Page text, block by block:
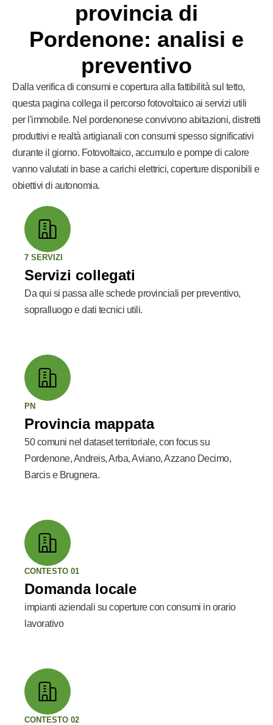
provincia di
Pordenone: analisi e
preventivo
Dalla verifica di consumi e copertura alla fattibilità sul tetto,
questa pagina collega il percorso fotovoltaico ai servizi utili
per l'immobile. Nel pordenonese convivono abitazioni, distretti
produttivi e realtà artigianali con consumi spesso significativi
durante il giorno. Fotovoltaico, accumulo e pompe di calore
vanno valutati in base a carichi elettrici, coperture disponibili e
obiettivi di autonomia.
7 SERVIZI
Servizi collegati
Da qui si passa alle schede provinciali per preventivo,
sopralluogo e dati tecnici utili.
PN
Provincia mappata
50 comuni nel dataset territoriale, con focus su
Pordenone, Andreis, Arba, Aviano, Azzano Decimo,
Barcis e Brugnera.
CONTESTO 01
Domanda locale
impianti aziendali su coperture con consumi in orario
lavorativo
CONTESTO 02